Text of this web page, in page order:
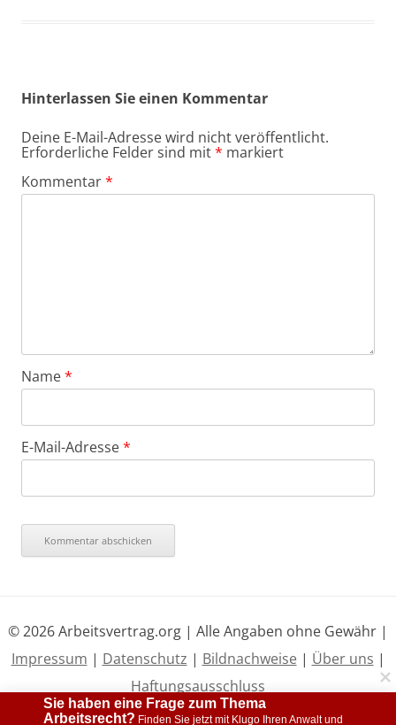
Hinterlassen Sie einen Kommentar
Deine E-Mail-Adresse wird nicht veröffentlicht.
Erforderliche Felder sind mit* markiert
Kommentar*
Name*
E-Mail-Adresse*
© 2026 Arbeitsvertrag.org | Alle Angaben ohne Gewähr |
Impressum | Datenschutz | Bildnachweise | Über uns |
Haftungsausschluss
Sie haben eine Frage zum Thema
Arbeitsrecht? Finden Sie jetzt mit Klugo Ihren Anwalt und